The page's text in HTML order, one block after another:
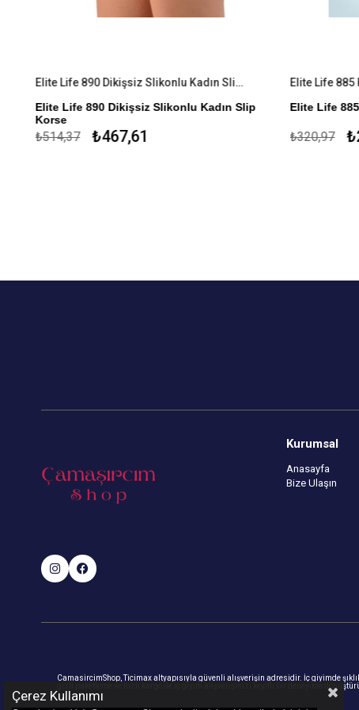
Elite Life 890 Dikişsiz Slikonlu Kadın Slip Korse
Elite Life 890 Dikişsiz Slikonlu Kadın Slip
Korse
Özel Tasarım
Mikro Elyaf
₺467,61
₺514,37
Elite Life 885
Elite Life
%82
Slikon
₺320,97
Kurumsal
Anasayfa
Bize Ulaşın
CamasircimShop, Ticimax altyapısıyla güvenli alışverişin adresidir. İç giyimde
gizli paketleme ve hızlı kargo ile iç giyim alışverişinizi keyifli bir deneyime
Çerez Kullanımı